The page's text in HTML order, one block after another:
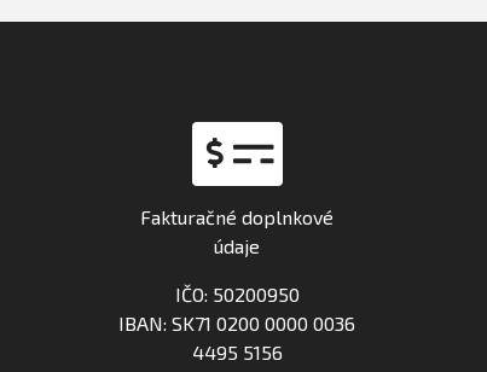
Fakturačné doplnkové
údaje
IČO: 50200950
IBAN: SK71 0200 0000 0036
4495 5156